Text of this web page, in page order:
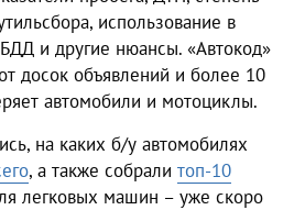
использование в
и другие нюансы. «Автокод»
досок объявлений и более 10
автомобили и мотоциклы.
на каких б/у автомобилях
, а также собрали топ-10
легковых машин – уже скоро